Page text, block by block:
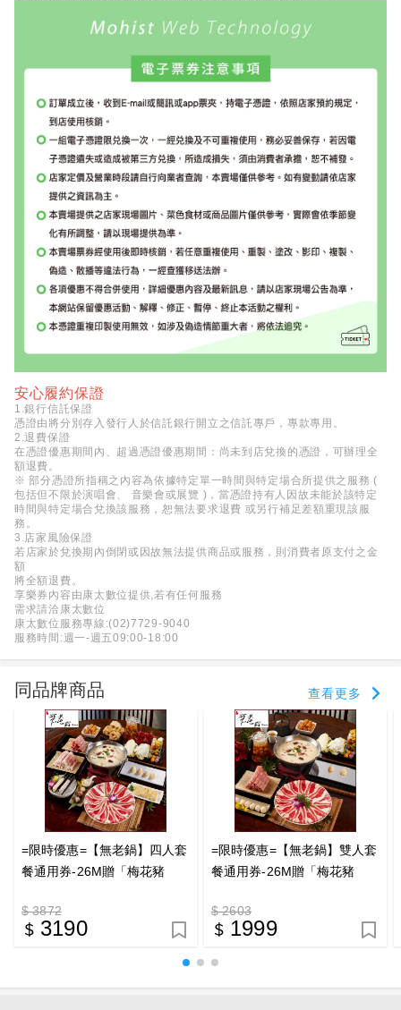
安心履約保證
1.銀行信託保證
憑證由將分別存入發行人於信託銀行開立之信託專戶，專款專用。
2.退費保證
在憑證優惠期間內、超過憑證優惠期間：尚未到店兌換的憑證，可辦理全
額退費。
※ 部分憑證所指稱之內容為依據特定單一時間與特定場合所提供之服務 (
包括但不限於演唱會、 音樂會或展覽 )，當憑證持有人因故未能於該特定
時間與特定場合兌換該服務，恕無法要求退費 或另行補足差額重現該服
務。
3.店家風險保證
若店家於兌換期內倒閉或因故無法提供商品或服務，則消費者原支付之金
額
將全額退費。
享樂券內容由康太數位提供,若有任何服務
需求請洽康太數位
康太數位服務專線:(02)7729-9040
服務時間:週一-週五09:00-18:00
同品牌商品 查看更多
=限時優惠=【無老鍋】四人套
餐通用券-26M贈「梅花豬
部分門市不適用)
$ 3872
3190
=限時優惠=【無老鍋】雙人套
餐通用券-26M贈「梅花豬
部分門市不適用)
$ 2603
1999